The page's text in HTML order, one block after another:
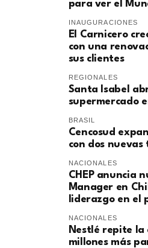
para ver el
INAUGURACIONES
El Carnicero
con una
sus clientes
REGIONALES
Santa Isabel
supermercado
BRASIL
Cencosud
con dos nuevas
NACIONALES
CHEP anuncia
Manager en
liderazgo en el
NACIONALES
Nestlé repite la
millones más